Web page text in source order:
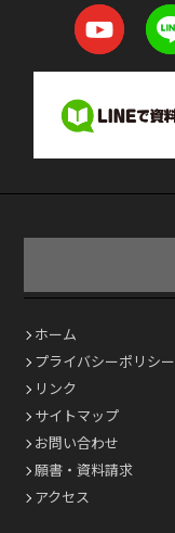
ホーム
プライバシーポリシー
リンク
サイトマップ
お問い合わせ
願書・資料請求
アクセス